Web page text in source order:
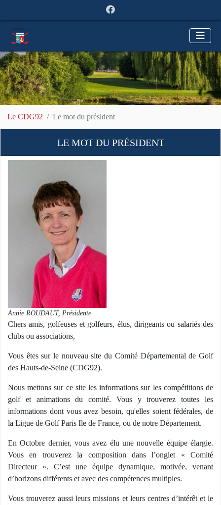
Le CDG92 Le mot du président
LE MOT DU PRÉSIDENT
Annie ROUDAUT, Présidente
Chers amis, golfeuses et golfeurs, élus, dirigeants ou salariés des
clubs ou associations,
Vous êtes sur le nouveau site du Comité Départemental de Golf
des Hauts-de-Seine (CDG92).
Nous mettons sur ce site les informations sur les compétitions de
golf et animations du comité. Vous y trouverez toutes les
informations dont vous avez besoin, qu'elles soient fédérales, de
la Ligue de Golf Paris Ile de France, ou de notre Département.
En Octobre dernier, vous avez élu une nouvelle équipe élargie.
Vous en trouverez la composition dans l’onglet « Comité
Directeur ». C’est une équipe dynamique, motivée, venant
d’horizons différents et avec des compétences multiples.
Vous trouverez aussi leurs missions et leurs centres d’intérêt et le